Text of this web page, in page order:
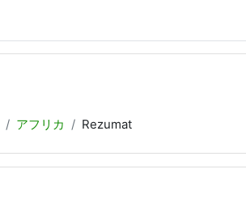
アフリカ Rezumat